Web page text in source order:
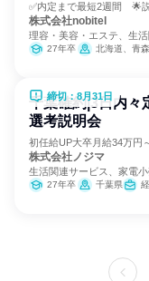
✅内定まで最短2週間 🌟
株式会社nobitel
理容・美容・エステ、生
27年卒 北海道、青森県、岩手県、宮城県、秋田県、山形県、福島県、茨城県、栃木県、群馬県、埼玉県、千葉県、東京都、神奈川県、新潟県、富山県、石川県、福井県、山梨県、長野県、岐
締切：8月31日
千葉確約|3日内々
選考説明会
初任給UP大卒月給34万
株式会社ノジマ
生活関連サービス、家電
27年卒 千葉県